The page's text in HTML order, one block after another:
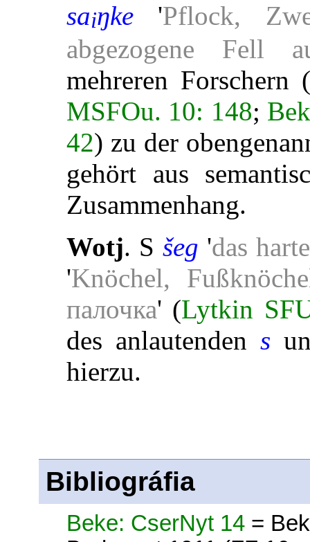
saiŋke 'Pflock,
abgezogene Fell
mehreren Forschern (
MSFOu. 10: 148;
42) zu der
gehört aus
Zusammenhang.
Wotj. S šeg 'das
'Knöchel,
палочка' (Lytkin
des anlautenden s
hierzu.
Bibliográfia
Beke: CserNyt 14 =